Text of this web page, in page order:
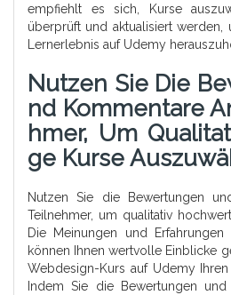
empfiehlt es sich, Kurse
überprüft und aktualisiert werden,
Lernerlebnis auf Udemy
Nutzen Sie Die
Nd Kommentare
Hmer, Um
Ge Kurse
Nutzen Sie die Bewertungen
Teilnehmer, um qualitativ
Die Meinungen und Erfahrungen
können Ihnen wertvolle Einblicke
Webdesign-Kurs auf Udemy Ihren
Indem Sie die Bewertungen